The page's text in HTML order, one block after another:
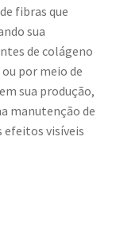
fibras que
sua
de colágeno
por meio de
sua produção,
manutenção de
efeitos visíveis